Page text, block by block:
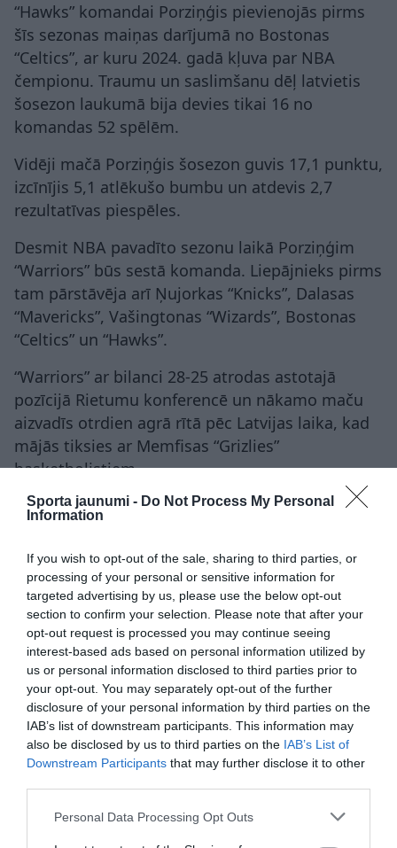
Sporta jaunumi - Do Not Process My Personal
Information
If you wish to opt-out of the sale, sharing to third parties, or
processing of your personal or sensitive information for
targeted advertising by us, please use the below opt-out
section to confirm your selection. Please note that after your
opt-out request is processed you may continue seeing
interest-based ads based on personal information utilized by
us or personal information disclosed to third parties prior to
your opt-out. You may separately opt-out of the further
disclosure of your personal information by third parties on the
IAB’s list of downstream participants. This information may
also be disclosed by us to third parties on the IAB’s List of
Downstream Participants that may further disclose it to other
Please note that this website/app uses one or more Google
Personal Data Processing Opt Outs
“Hawks” komandai Porziņģis pievienojās pirms
šīs sezonas maiņas darījumā no Bostonas
“Celtics”, ar kuru 2024. gadā kļuva par NBA
čempionu. Traumu un saslimšanu dēļ latvietis
šosezon laukumā bija devies tikai 16 no
komandas 52 spēlēm.
Vidēji mačā Porziņģis šosezon guvis 17,1 punktu,
izcīnījis 5,1 atlēkušo bumbu un atdevis 2,7
rezultatīvas piespēles.
Desmit NBA pavadīto sezonu laikā Porziņģim
“Warriors” būs sestā komanda. Liepājnieks pirms
tam pārstāvēja arī Ņujorkas “Knicks”, Dalasas
“Mavericks”, Vašingtonas “Wizards”, Bostonas
“Celtics” un “Hawks”.
“Warriors” ar bilanci 28-25 atrodas astotajā
pozīcijā Rietumu konferencē un nākamo maču
aizvadīs otrdien agrā rītā pēc Latvijas laika, kad
mājās tiksies ar Memfisas “Grizlies”
basketbolistiem.
CITS NO ŠĪS TĒMAS
“Warriors” plāni izjauc Latvijas izlases
ieceres? Porziņģis nepalīdzēs PK
kvalifikācijas spēlēs augustā
Iespaidīgi! Ielūkojies Kristapa Porziņģa
ekskluzīvajā auto kolekcijā – tajā ir arī
īsti retumi
Negaidīts pavērsiens! ASV basketbola
pārceļas uz austrumu piekrasti